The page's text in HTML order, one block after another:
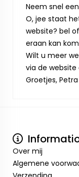
Neem snel
O, jee staat
website? bel
eraan kan
Wilt u meer
via de
Groetjes, Petra
Over mij
Algemene